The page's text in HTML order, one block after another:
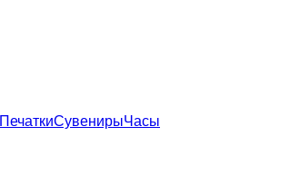
ПечаткиСувенирыЧасы